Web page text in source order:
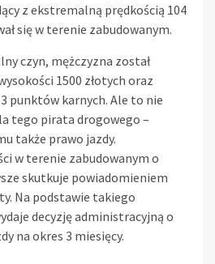
z ekstremalną prędkością 104
się w terenie zabudowanym.
czyn, mężczyzna został
1500 złotych oraz
punktów karnych. Ale to nie
tego pirata drogowego –
także prawo jazdy.
w terenie zabudowanym o
skutkuje powiadomieniem
Na podstawie takiego
decyzję administracyjną o
na okres 3 miesięcy.